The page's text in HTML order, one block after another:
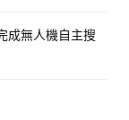
成無人機自主搜